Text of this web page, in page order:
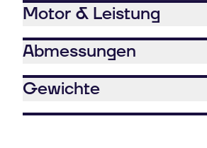
Motor & Leistung
Abmessungen
Gewichte